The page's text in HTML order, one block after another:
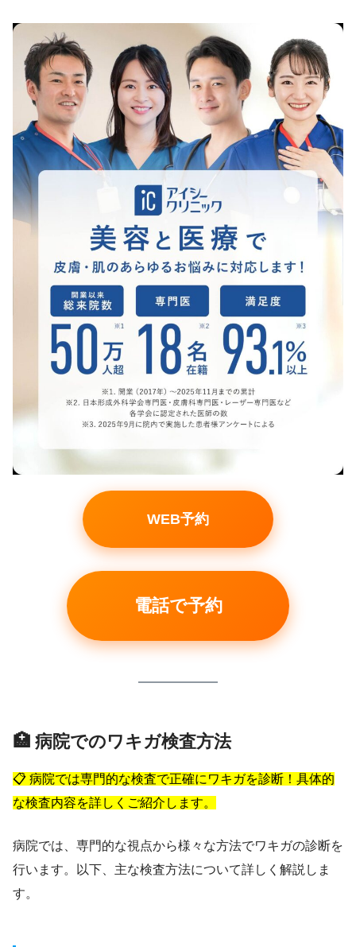
WEB予約
電話で予約
🏥 病院でのワキガ検査方法
📋 病院では専門的な検査で正確にワキガを診断！具体的
な検査内容を詳しくご紹介します。
病院では、専門的な視点から様々な方法でワキガの診断を
行います。以下、主な検査方法について詳しく解説しま
す。